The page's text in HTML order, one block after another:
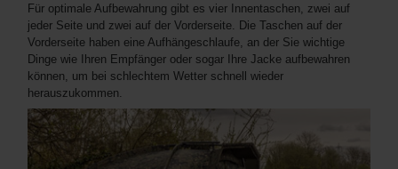
Für optimale Aufbewahrung gibt es vier Innentaschen, zwei auf
jeder Seite und zwei auf der Vorderseite. Die Taschen auf der
Vorderseite haben eine Aufhängeschlaufe, an der Sie wichtige
Dinge wie Ihren Empfänger oder sogar Ihre Jacke aufbewahren
können, um bei schlechtem Wetter schnell wieder
herauszukommen.